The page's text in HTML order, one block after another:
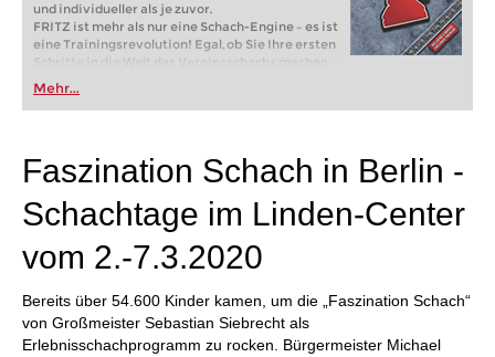
und individueller als je zuvor.
FRITZ ist mehr als nur eine Schach-Engine – es ist
eine Trainingsrevolution! Egal, ob Sie Ihre ersten
Schritte in die Welt des Vereinsschachs machen
oder bereits auf Turnierniveau spielen: Mit
FRITZ trainieren Sie effizienter, intelligenter und
individueller als je zuvor.
Mehr...
Faszination Schach in Berlin -
Schachtage im Linden-Center
vom 2.-7.3.2020
Bereits über 54.600 Kinder kamen, um die „Faszination Schach“
von Großmeister Sebastian Siebrecht als
Erlebnisschachprogramm zu rocken. Bürgermeister Michael